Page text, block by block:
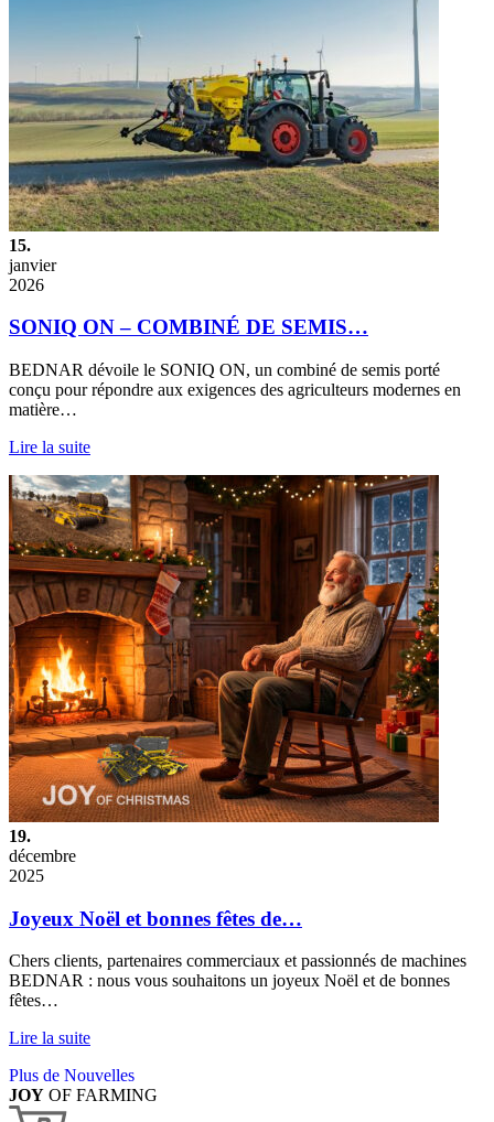
15.
janvier
2026
SONIQ ON – COMBINÉ DE SEMIS…
BEDNAR dévoile le SONIQ ON, un combiné de semis porté
conçu pour répondre aux exigences des agriculteurs modernes en
matière…
Lire la suite
19.
décembre
2025
Joyeux Noël et bonnes fêtes de…
Chers clients, partenaires commerciaux et passionnés de machines
BEDNAR : nous vous souhaitons un joyeux Noël et de bonnes
fêtes…
Lire la suite
Plus de Nouvelles
JOY OF FARMING